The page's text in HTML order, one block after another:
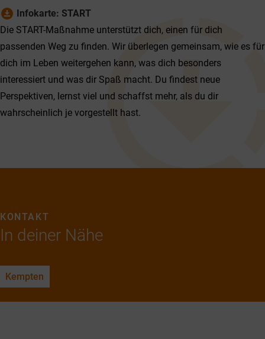
download_for_offline Infokarte: START
Die START-Maßnahme unterstützt dich, einen für dich
passenden Weg zu finden. Wir überlegen gemeinsam, wie es für
dich im Leben weitergehen kann, was dich besonders
interessiert und was dir Spaß macht. Du findest neue
Perspektiven, lernst viel und schaffst mehr, als du dir
wahrscheinlich je vorgestellt hast.
In deiner Nähe
KONTAKT
Kempten